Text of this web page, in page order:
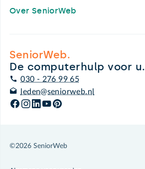
Over SeniorWeb
SeniorWeb.
De computerhulp voor u.
030 - 276 99 65
leden@seniorweb.nl
©2026 SeniorWeb